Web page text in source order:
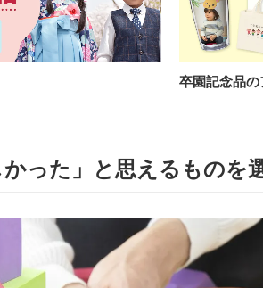
卒園記念品
った」と思えるものを